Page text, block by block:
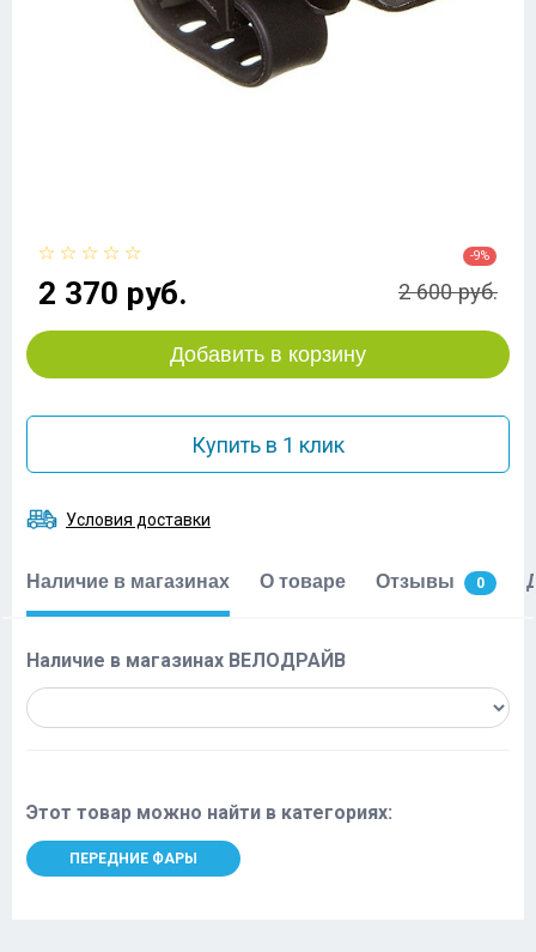
2 370 руб.
-9%
2 600 руб.
Добавить в корзину
Купить в 1 клик
Условия доставки
Наличие в магазинах О товаре Отзывы 0
Наличие в магазинах ВЕЛОДРАЙВ
Этот товар можно найти в категориях:
ПЕРЕДНИЕ ФАРЫ